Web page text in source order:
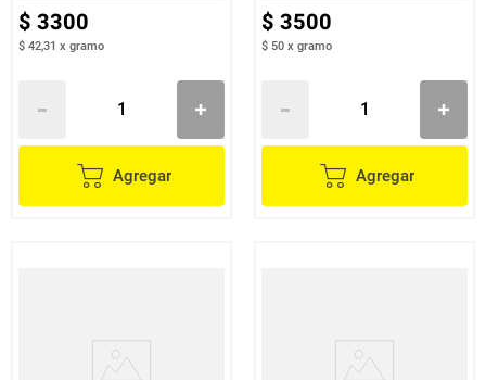
$ 3300
$ 42,31 x gramo
Agregar
$ 3500
$ 50 x gramo
Agregar